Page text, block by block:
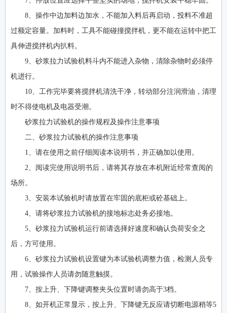
8、操作中边加料边加水，不能加入料后再启动，投料不准超
过额定容量。加料时，工具不能碰撞搅拌机，更不能在运转中把工
具伸进搅拌机内扒料。
9、砂浆拉力试验机料斗内不能进入杂物，清除杂物时必须停
机进行。
10、工作完毕要将搅拌机清洗干净，转动部分注润滑油，清理
时不得使电机及电器受潮。
砂浆拉力试验机的操作规程及操作注意事项
二、砂浆拉力试验机的操作注意事项
1、请在使用之前仔细阅读本说明书，并正确加以使用。
2、阅读完使用说明书后，请将其存放在本机附近经常查阅的
场所。
3、安装本试验机时请放置在牢固的底柜或砼基础上。
4、请将砂浆拉力试验机的接地标志处务必接地。
5、砂浆拉力试验机运行前请选择好速度和确认负荷安全之
后，方可使用。
6、砂浆拉力试验机设置键为本试验机调整力值，检测人员专
用，试验操作人员请勿随意触摸。
7、按上升、下降键调整夹头位置时请勿高于3档。
8、如开机正常显示，按上升、下降键无反应请切断电源稍等5